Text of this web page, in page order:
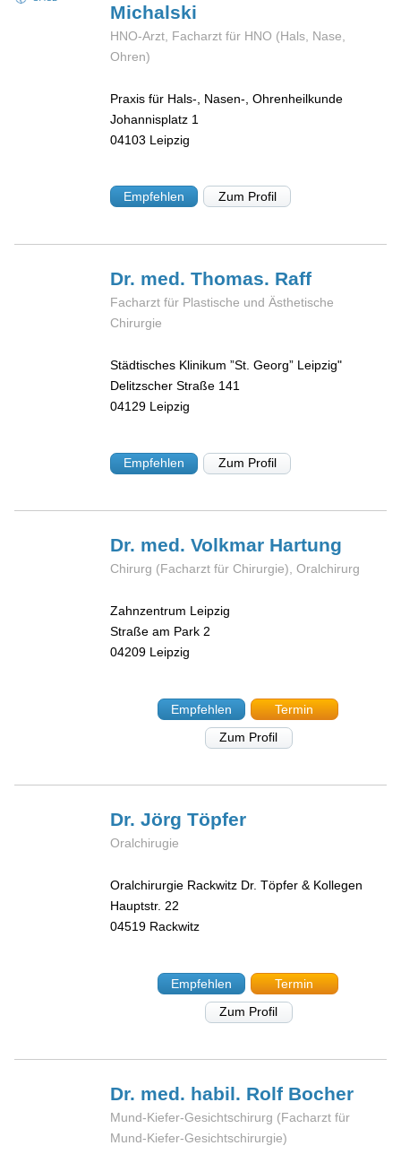
Michalski
HNO-Arzt, Facharzt für HNO (Hals, Nase,
Ohren)
Praxis für Hals-, Nasen-, Ohrenheilkunde
Johannisplatz 1
04103 Leipzig
Empfehlen Zum Profil
Dr. med. Thomas. Raff
Facharzt für Plastische und Ästhetische
Chirurgie
Städtisches Klinikum ”St. Georg” Leipzig"
Delitzscher Straße 141
04129 Leipzig
Empfehlen Zum Profil
Dr. med. Volkmar Hartung
Chirurg (Facharzt für Chirurgie), Oralchirurg
Zahnzentrum Leipzig
Straße am Park 2
04209 Leipzig
Empfehlen
Termin
Zum Profil
Dr. JörgTöpfer
Oralchirugie
Oralchirurgie Rackwitz Dr. Töpfer & Kollegen
Hauptstr. 22
04519 Rackwitz
Empfehlen
Termin
Zum Profil
Dr. med. habil. Rolf Bocher
Mund-Kiefer-Gesichtschirurg (Facharzt für
Mund-Kiefer-Gesichtschirurgie)